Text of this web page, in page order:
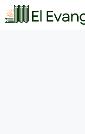
Saltar
al